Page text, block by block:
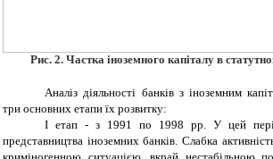
Рис. 2. Частка іноземного капіталу в
Аналіз діяльності банків з іноземним
три основних етапи їх розвитку:
І етап - з 1991 по 1998 рр. У цей
представництва іноземних банків. Слабка